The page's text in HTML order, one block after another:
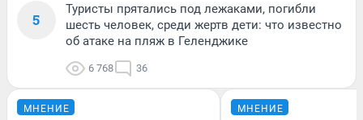
5
Туристы прятались под лежаками, погибли
шесть человек, среди жертв дети: что известно
об атаке на пляж в Геленджике
6 768 36
МНЕНИЕ МНЕНИЕ